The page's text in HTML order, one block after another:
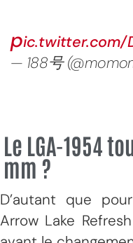
pic.twitter.com/
— 188号
Le LGA-1954
mm ?
D’autant que
Arrow Lake